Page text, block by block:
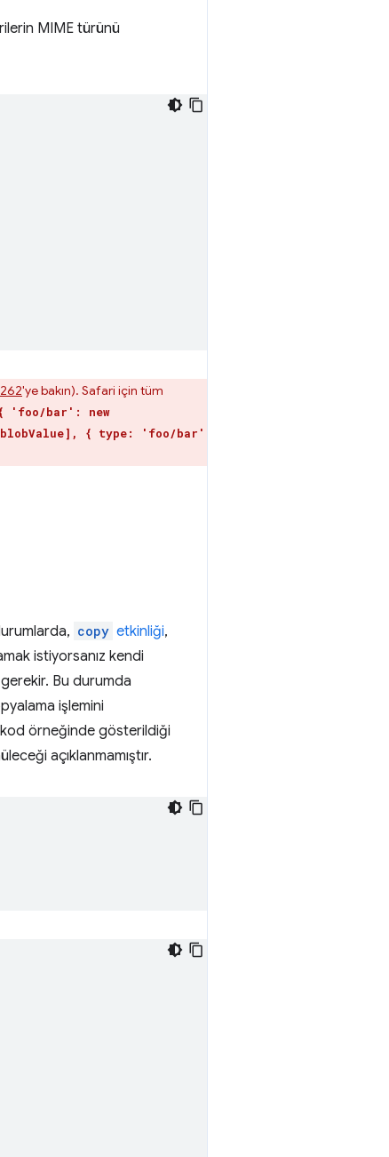
MIME türünü
'ye bakın). Safari için tüm
'foo/bar': new
{ type: 'foo/bar'
copy etkinliği,
istiyorsanız kendi
gerekir. Bu durumda
işlemini
kod örneğinde gösterildiği
açıklanmamıştır.